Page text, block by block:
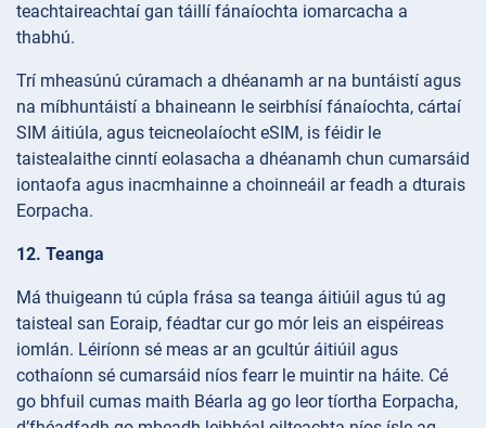
teachtaireachtaí gan táillí fánaíochta iomarcacha a
thabhú.
Trí mheasúnú cúramach a dhéanamh ar na buntáistí agus
na míbhuntáistí a bhaineann le seirbhísí fánaíochta, cártaí
SIM áitiúla, agus teicneolaíocht eSIM, is féidir le
taistealaithe cinntí eolasacha a dhéanamh chun cumarsáid
iontaofa agus inacmhainne a choinneáil ar feadh a dturais
Eorpacha.
12. Teanga
Má thuigeann tú cúpla frása sa teanga áitiúil agus tú ag
taisteal san Eoraip, féadtar cur go mór leis an eispéireas
iomlán. Léiríonn sé meas ar an gcultúr áitiúil agus
cothaíonn sé cumarsáid níos fearr le muintir na háite. Cé
go bhfuil cumas maith Béarla ag go leor tíortha Eorpacha,